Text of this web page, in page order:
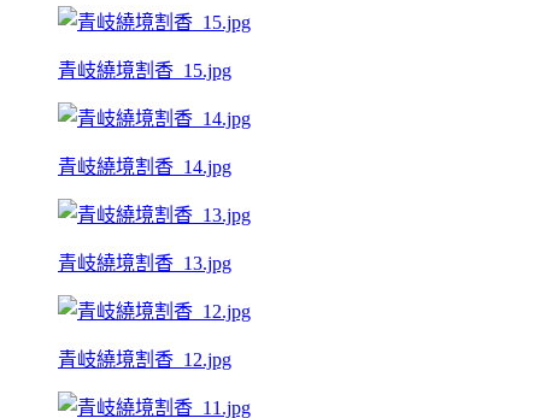
青岐繞境割香_15.jpg
青岐繞境割香_14.jpg
青岐繞境割香_13.jpg
青岐繞境割香_12.jpg